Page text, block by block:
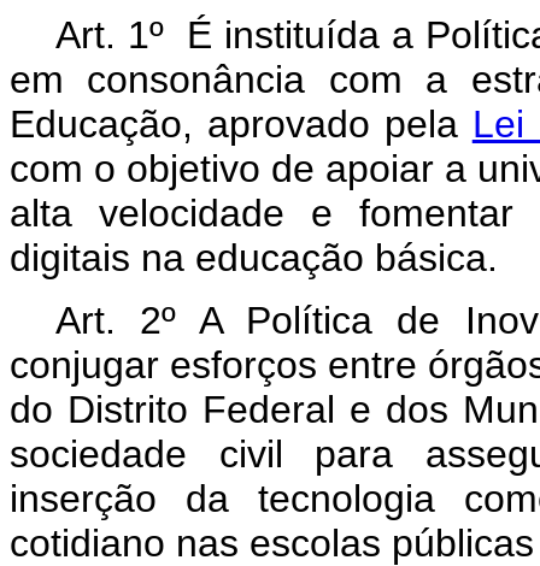
Art. 1º É instituída a
em consonância com a
Educação, aprovado pela Lei
com o objetivo de apoiar a
alta velocidade e
digitais na educação básica.
Art. 2º A Política de
conjugar esforços entre
do Distrito Federal e dos
sociedade civil para
inserção da tecnologia
cotidiano nas escolas